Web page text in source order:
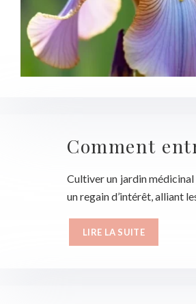
Comment
Cultiver un jardin
un regain d’intérêt, alliant
LIRE LA SUITE